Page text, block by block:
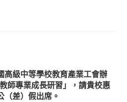
高級中等學校教育產業工會辦
師專業成長研習」，請貴校惠
（差）假出席。